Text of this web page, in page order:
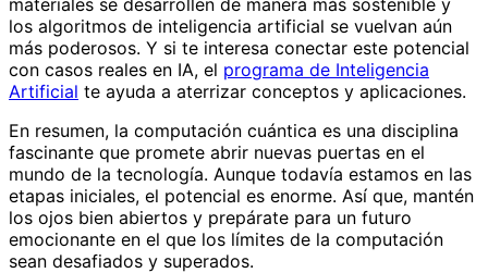
los algoritmos de inteligencia artificial se vuelvan aún
más poderosos. Y si te interesa conectar este potencial
con casos reales en IA, el programa de Inteligencia
Artificial te ayuda a aterrizar conceptos y aplicaciones.
En resumen, la computación cuántica es una disciplina
fascinante que promete abrir nuevas puertas en el
mundo de la tecnología. Aunque todavía estamos en las
etapas iniciales, el potencial es enorme. Así que, mantén
los ojos bien abiertos y prepárate para un futuro
emocionante en el que los límites de la computación
sean desafiados y superados.